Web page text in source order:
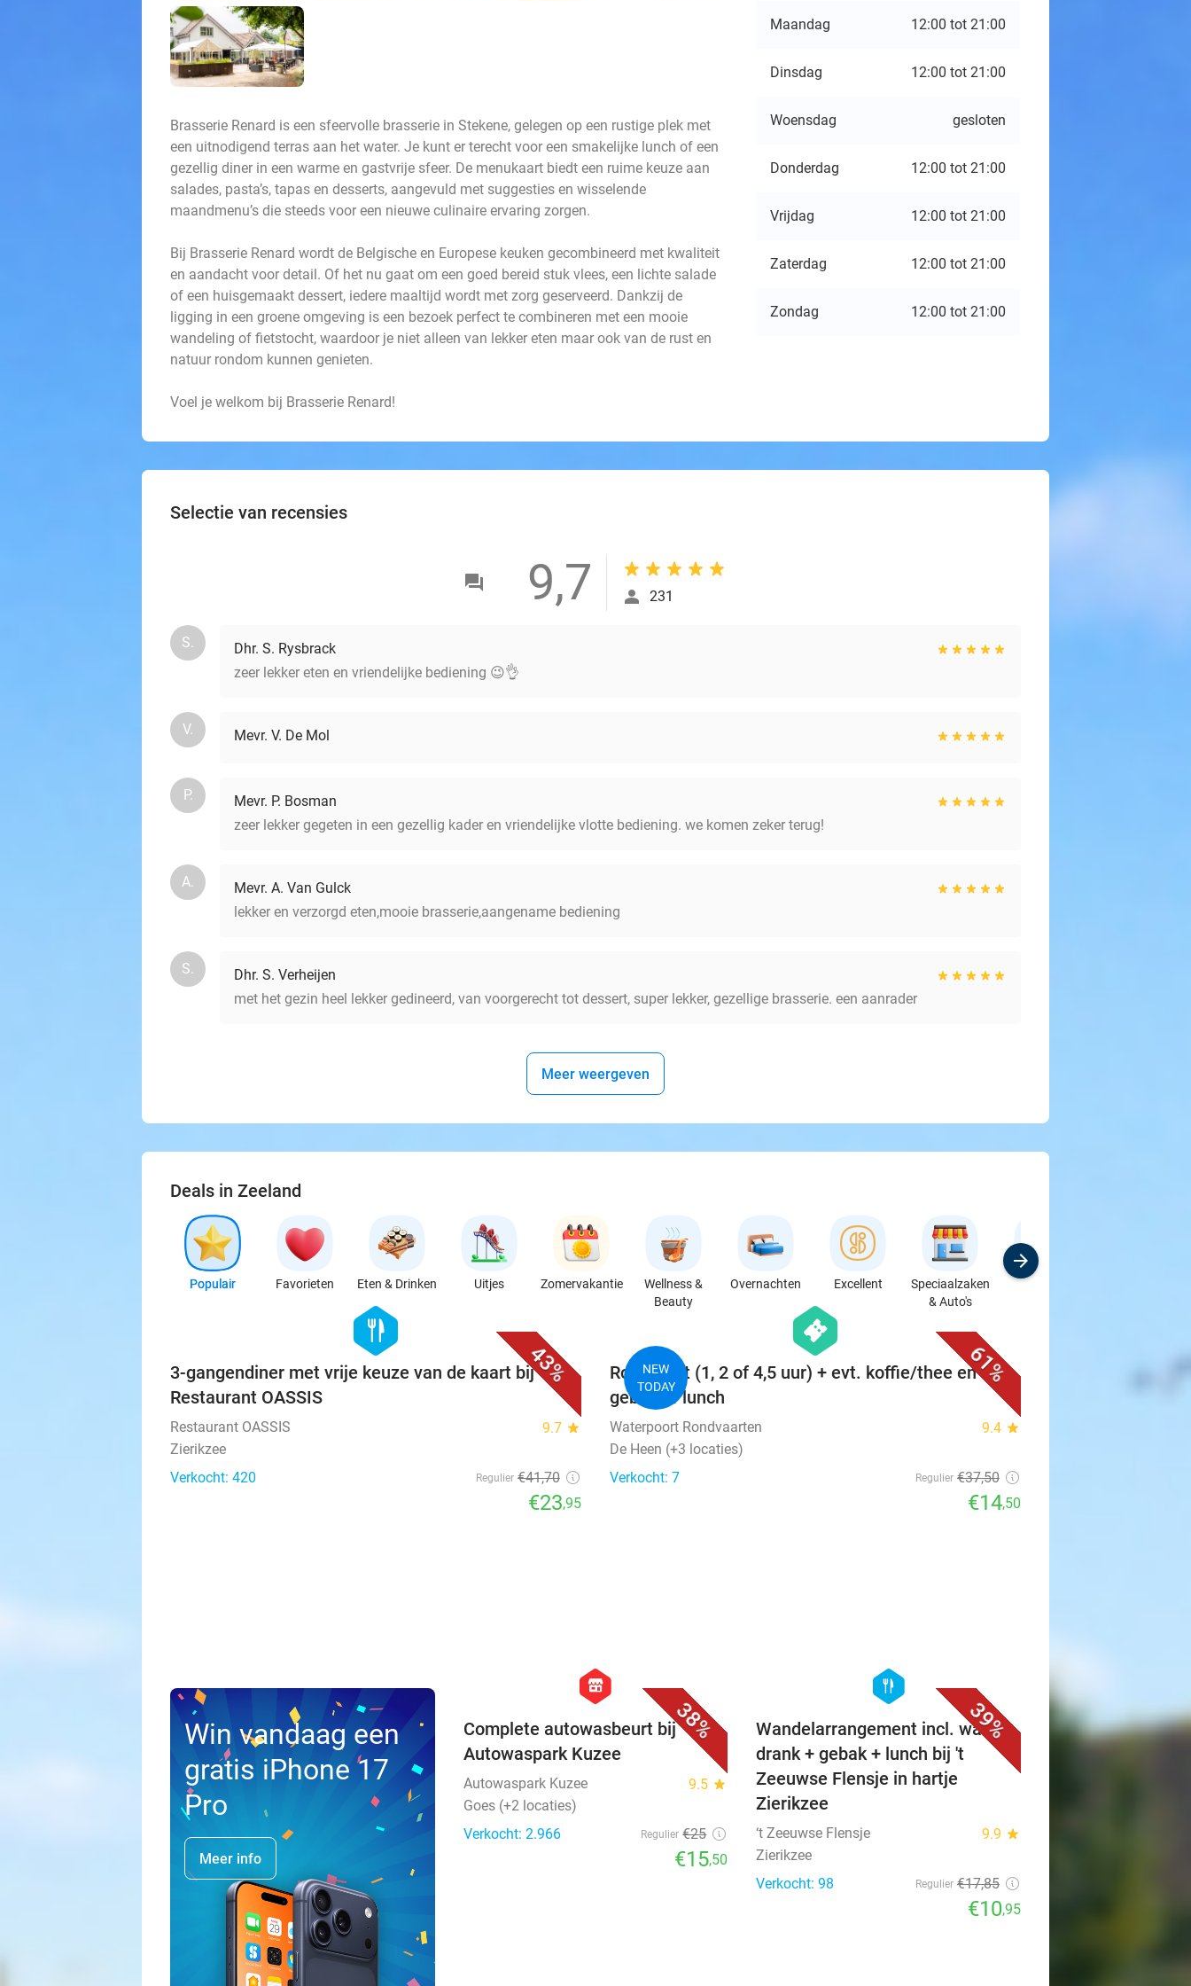
Brasserie Renard is een sfeervolle brasserie in Stekene, gelegen op een rustige plek met
een uitnodigend terras aan het water. Je kunt er terecht voor een smakelijke lunch of een
gezellig diner in een warme en gastvrije sfeer. De menukaart biedt een ruime keuze aan
salades, pasta’s, tapas en desserts, aangevuld met suggesties en wisselende
maandmenu’s die steeds voor een nieuwe culinaire ervaring zorgen.
Bij Brasserie Renard wordt de Belgische en Europese keuken gecombineerd met kwaliteit
en aandacht voor detail. Of het nu gaat om een goed bereid stuk vlees, een lichte salade
of een huisgemaakt dessert, iedere maaltijd wordt met zorg geserveerd. Dankzij de
ligging in een groene omgeving is een bezoek perfect te combineren met een mooie
wandeling of fietstocht, waardoor je niet alleen van lekker eten maar ook van de rust en
natuur rondom kunnen genieten.
Voel je welkom bij Brasserie Renard!
Maandag 12:00 tot 21:00
Dinsdag 12:00 tot 21:00
Woensdag gesloten
Donderdag 12:00 tot 21:00
Vrijdag 12:00 tot 21:00
Zaterdag 12:00 tot 21:00
Zondag 12:00 tot 21:00
Selectie van recensies
9,7 231
S.
Dhr. S. Rysbrack
zeer lekker eten en vriendelijke bediening 😉👌
V. Mevr. V. De Mol
P.
Mevr. P. Bosman
zeer lekker gegeten in een gezellig kader en vriendelijke vlotte bediening. we komen zeker terug!
A.
Mevr. A. Van Gulck
lekker en verzorgd eten,mooie brasserie,aangename bediening
S.
Dhr. S. Verheijen
met het gezin heel lekker gedineerd, van voorgerecht tot dessert, super lekker, gezellige brasserie. een aanrader
Meer weergeven
Deals in Zeeland
Populair Favorieten Eten & Drinken Uitjes Zomervakantie
Wellness &
Beauty
Overnachten Excellent
Speciaalzaken
& Auto's
Sport
43%
hexagon
food
3-gangendiner met vrije keuze van de kaart bij
Restaurant OASSIS
Restaurant OASSIS 9.7 star
Zierikzee
Verkocht: 420
Regulier €41,70
€23,95
61%
NEW
TODAY
hexagon
events
Rondvaart (1, 2 of 4,5 uur) + evt. koffie/thee en
gebak of lunch
Waterpoort Rondvaarten 9.4 star
De Heen (+3 locaties)
Verkocht: 7
Regulier €37,50
€14,50
Win vandaag een
gratis iPhone 17
Pro
Meer info
38%
hexagon
store
Complete autowasbeurt bij
Autowaspark Kuzee
Autowaspark Kuzee 9.5 star
Goes (+2 locaties)
Verkocht: 2.966
Regulier €25
€15,50
39%
hexagon
food
Wandelarrangement incl. warme
drank + gebak + lunch bij 't
Zeeuwse Flensje in hartje
Zierikzee
‘t Zeeuwse Flensje 9.9 star
Zierikzee
Verkocht: 98
Regulier €17,85
€10,95